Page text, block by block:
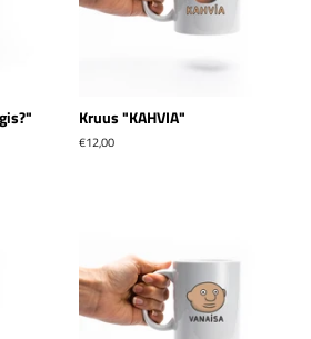
Kruus "KAHVIA"
Tavahind
€12,00